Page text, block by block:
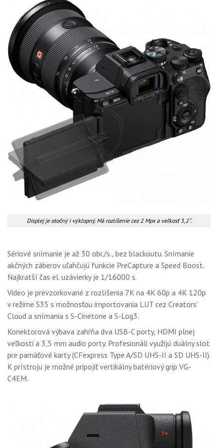
Displej je otočný i výklopný. Má rozlíšenie cez 2 Mpx a veľkosť 3,2“.
Sériové snímanie je až 30 obr./s., bez blackoutu. Snímanie
akčných záberov uľahčujú funkcie PreCapture a Speed Boost.
Najkratší čas el. uzávierky je 1/16000 s.
Video je prevzorkované z rozlíšenia 7K na 4K 60p a 4K 120p
v režime S35 s možnosťou importovania LUT cez Creators’
Cloud a snímania s S-Cinetone a S-Log3.
Konektorová výbava zahŕňa dva USB-C porty, HDMI plnej
veľkosti a 3,5 mm audio porty. Profesionáli využijú duálny slot
pre pamäťové karty (CFexpress Type A/SD UHS-II a SD UHS-II).
K prístroju je možné pripojiť vertikálny batériový grip VG-
C4EM.